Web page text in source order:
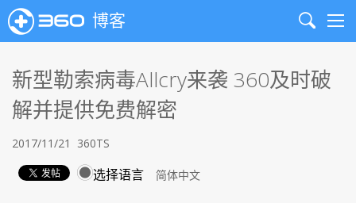
博客
Search
新型勒索病毒Allcry来袭 360及时破
解并提供免费解密
2017/11/21 360TS
选择语言